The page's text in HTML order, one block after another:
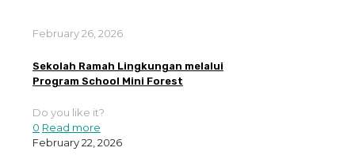
February 26, 2026
Sekolah Ramah Lingkungan melalui
Program School Mini Forest
Do you like it?
0 Read more
February 22, 2026